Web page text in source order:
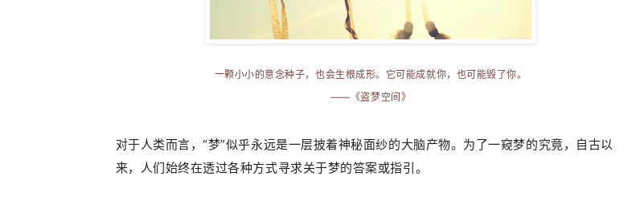
一颗小小的意念种子，也会生根成形。它可能成就你，也可能毁了你。
——《盗梦空间》
对于人类而言，“梦”似乎永远是一层披着神秘面纱的大脑产物。为了一窥梦的究竟，自古以
来，人们始终在透过各种方式寻求关于梦的答案或指引。